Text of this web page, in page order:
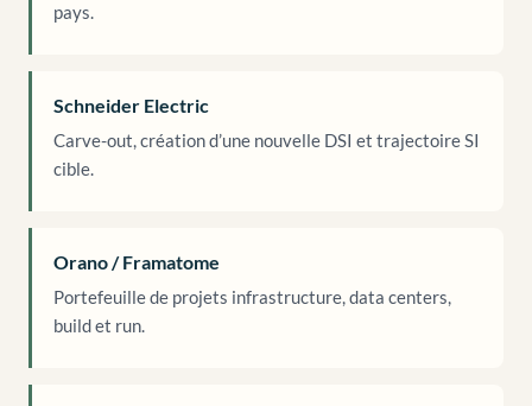
pays.
Schneider Electric
Carve-out, création d’une nouvelle DSI et trajectoire SI
cible.
Orano / Framatome
Portefeuille de projets infrastructure, data centers,
build et run.